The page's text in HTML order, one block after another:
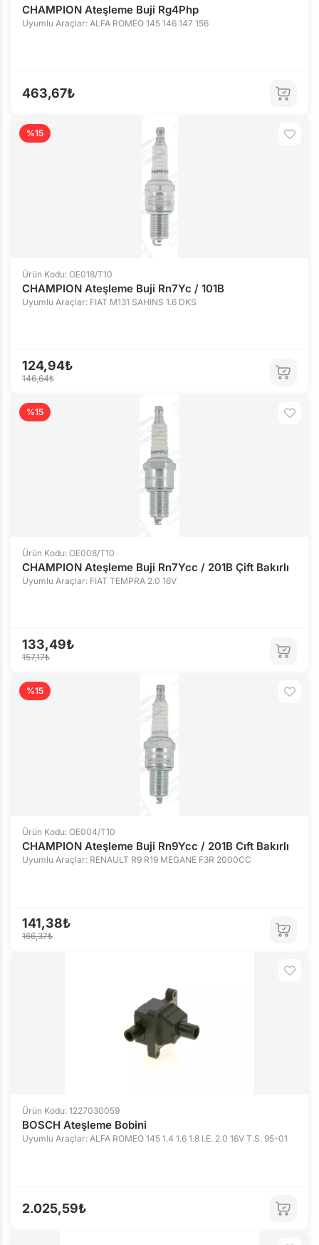
CHAMPION Ateşleme Buji Rg4Php
Uyumlu Araçlar: ALFA ROMEO 145 146 147 156
463,67₺
%15
Ürün Kodu: OE018/T10
CHAMPION Ateşleme Buji Rn7Yc / 101B
Uyumlu Araçlar: FIAT M131 SAHINS 1.6 DKS
124,94₺
146,64₺
%15
Ürün Kodu: OE008/T10
CHAMPION Ateşleme Buji Rn7Ycc / 201B Çift Bakırlı
Uyumlu Araçlar: FIAT TEMPRA 2.0 16V
133,49₺
157,17₺
%15
Ürün Kodu: OE004/T10
CHAMPION Ateşleme Buji Rn9Ycc / 201B Cıft Bakırlı
Uyumlu Araçlar: RENAULT R9 R19 MEGANE F3R 2000CC
141,38₺
166,37₺
Ürün Kodu: 1227030059
BOSCH Ateşleme Bobini
Uyumlu Araçlar: ALFA ROMEO 145 1.4 1.6 1.8 I.E. 2.0 16V T.S. 95-01
2.025,59₺